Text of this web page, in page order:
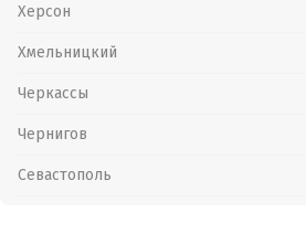
Херсон
Хмельницкий
Черкассы
Чернигов
Севастополь